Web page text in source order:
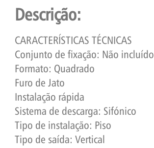
Descrição:
CARACTERÍSTICAS TÉCNICAS
Conjunto de fixação: Não incluído
Formato: Quadrado
Furo de Jato
Instalação rápida
Sistema de descarga: Sifónico
Tipo de instalação: Piso
Tipo de saída: Vertical